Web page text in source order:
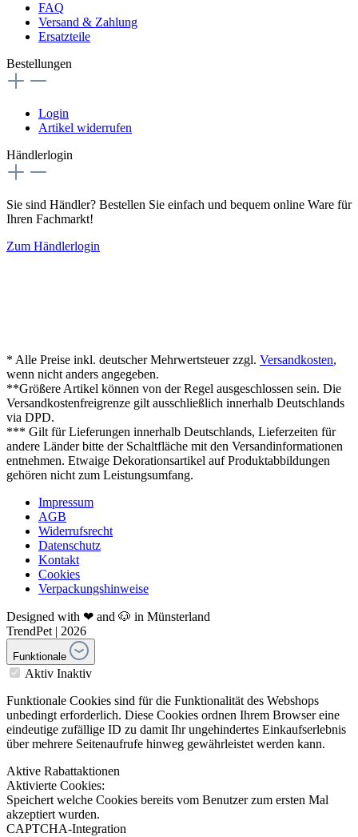
FAQ
Versand & Zahlung
Ersatzteile
Bestellungen
Login
Artikel widerrufen
Händlerlogin
Sie sind Händler? Bestellen Sie einfach und bequem online Ware für
Ihren Fachmarkt!
Zum Händlerlogin
* Alle Preise inkl. deutscher Mehrwertsteuer zzgl. Versandkosten,
wenn nicht anders angegeben.
**Größere Artikel können von der Regel ausgeschlossen sein. Die
Versandkostenfreigrenze gilt ausschließlich innerhalb Deutschlands
via DPD.
*** Gilt für Lieferungen innerhalb Deutschlands, Lieferzeiten für
andere Länder bitte der Schaltfläche mit den Versandinformationen
entnehmen. Etwaige Dekorationsartikel auf Produktabbildungen
gehören nicht zum Leistungsumfang.
Impressum
AGB
Widerrufsrecht
Datenschutz
Kontakt
Cookies
Verpackungshinweise
Designed with ❤ and 🐶 in Münsterland
TrendPet | 2026
Funktionale
Aktiv Inaktiv
Funktionale Cookies sind für die Funktionalität des Webshops
unbedingt erforderlich. Diese Cookies ordnen Ihrem Browser eine
eindeutige zufällige ID zu damit Ihr ungehindertes Einkaufserlebnis
über mehrere Seitenaufrufe hinweg gewährleistet werden kann.
Aktive Rabattaktionen
Aktivierte Cookies:
Speichert welche Cookies bereits vom Benutzer zum ersten Mal
akzeptiert wurden.
CAPTCHA-Integration